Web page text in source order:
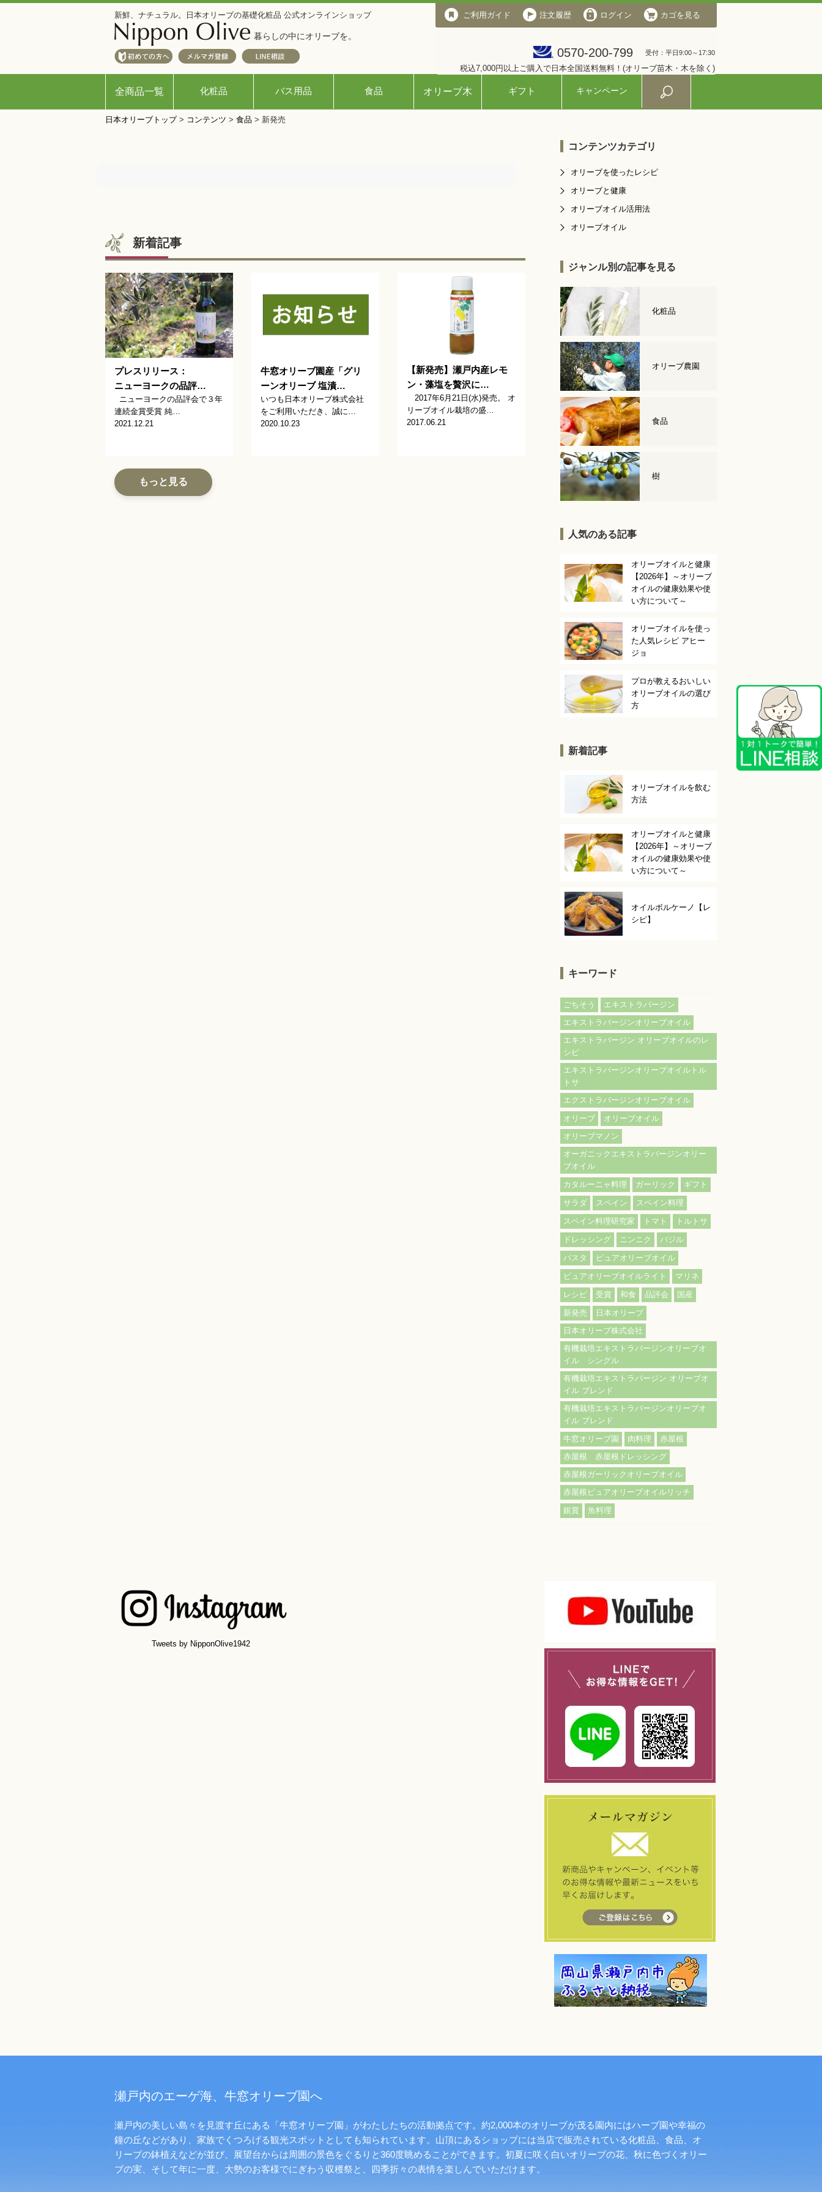
新鮮、ナチュラル。日本オリーブの基礎化粧品 公式オンラインショップ
暮らしの中にオリーブを。
ご利用ガイド 注文履歴 ログイン カゴを見る
0570-200-799 受付：平日9:00～17:30
税込7,000円以上ご購入で日本全国送料無料！(オリーブ苗木・木を除く)
全商品一覧 化粧品 バス用品 食品 オリーブ木 ギフト キャンペーン
ご利用ガイド 会社概要 ログイン カゴを見る
0570-200-799 受付：平日9:00～17:30
日本オリーブトップ> コンテンツ > 食品 > 新発売
新着記事
プレスリリース：
ニューヨークの品評…
ニューヨークの品評会で３年
連続金賞受賞 純…
2021.12.21
牛窓オリーブ園産「グリ
ーンオリーブ 塩漬…
いつも日本オリーブ株式会社
をご利用いただき、誠に…
2020.10.23
【新発売】瀬戸内産レモ
ン・藻塩を贅沢に…
2017年6月21日(水)発売。 オ
リーブオイル栽培の盛…
2017.06.21
もっと見る
コンテンツカテゴリ
オリーブを使ったレシピ
オリーブと健康
オリーブオイル活用法
オリーブオイル
ジャンル別の記事を見る
化粧品
オリーブ農園
食品
樹
人気のある記事
オリーブオイルと健康
【2026年】～オリーブ
オイルの健康効果や使
い方について～
オリーブオイルを使っ
た人気レシピ アヒー
ジョ
プロが教えるおいしい
オリーブオイルの選び
方
新着記事
オリーブオイルを飲む
方法
オリーブオイルと健康
【2026年】～オリーブ
オイルの健康効果や使
い方について～
オイルボルケーノ【レ
シピ】
キーワード
ごちそう
エキストラバージン
エキストラバージンオリーブオイル
エキストラバージン オリーブオイルのレ
シピ
エキストラバージンオリーブオイルトル
トサ
エクストラバージンオリーブオイル
オリーブ
オリーブオイル
オリーブマノン
オーガニックエキストラバージンオリー
ブオイル
カタルーニャ料理
ガーリック
ギフト
サラダ
スペイン
スペイン料理
スペイン料理研究家
トマト
トルトサ
ドレッシング
ニンニク
バジル
パスタ
ピュアオリーブオイル
ピュアオリーブオイルライト
マリネ
レシピ
受賞 和食 品評会
国産
新発売
日本オリーブ
日本オリーブ株式会社
有機栽培エキストラバージンオリーブオ
イル シングル
有機栽培エキストラバージン オリーブオ
イル ブレンド
有機栽培エキストラバージンオリーブオ
イル ブレンド
牛窓オリーブ園
肉料理
赤屋根
赤屋根 赤屋根ドレッシング
赤屋根ガーリックオリーブオイル
赤屋根ピュアオリーブオイルリッチ
銀賞
魚料理
Tweets by NipponOlive1942
瀬戸内のエーゲ海、牛窓オリーブ園へ
瀬戸内の美しい島々を見渡す丘にある「牛窓オリーブ園」がわたしたちの活動拠点です。約2,000本のオリーブが茂る園内にはハーブ園や幸福の
鐘の丘などがあり、家族でくつろげる観光スポットとしても知られています。山頂にあるショップには当店で販売されている化粧品、食品、オ
リーブの鉢植えなどが並び、展望台からは周囲の景色をぐるりと360度眺めることができます。初夏に咲く白いオリーブの花、秋に色づくオリー
ブの実、そして年に一度、大勢のお客様でにぎわう収穫祭と、四季折々の表情を楽しんでいただけます。